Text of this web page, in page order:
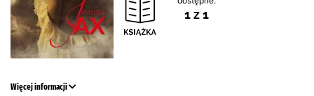
1 z 1
Więcej informacji